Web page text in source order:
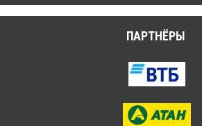
ПАРТНЁРЫ